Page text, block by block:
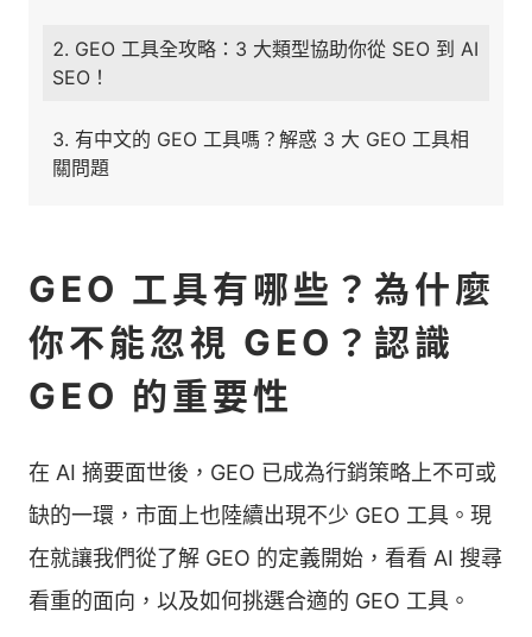
GEO 工具全攻略：3 大類型協助你從 SEO 到 AI
SEO！
有中文的 GEO 工具嗎？解惑 3 大 GEO 工具相
關問題
GEO 工具有哪些？為什麼
你不能忽視 GEO？認識
GEO 的重要性
在 AI 摘要面世後，GEO 已成為行銷策略上不可或
缺的一環，市面上也陸續出現不少 GEO 工具。現
在就讓我們從了解 GEO 的定義開始，看看 AI 搜尋
看重的面向，以及如何挑選合適的 GEO 工具。